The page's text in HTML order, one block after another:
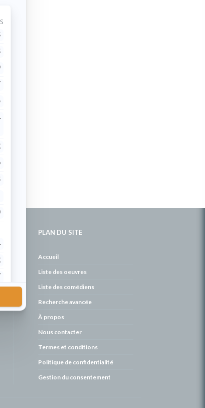
PLAN DU SITE
Accueil
Liste des oeuvres
Liste des comédiens
Recherche avancée
À propos
Nous contacter
Termes et conditions
Politique de confidentialité
Gestion du consentement